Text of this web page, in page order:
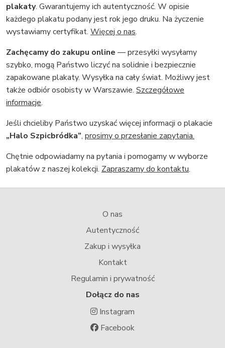
plakaty. Gwarantujemy ich autentyczność. W opisie
każdego plakatu podany jest rok jego druku. Na życzenie
wystawiamy certyfikat. Więcej o nas.
Zachęcamy do zakupu online — przesyłki wysyłamy
szybko, mogą Państwo liczyć na solidnie i bezpiecznie
zapakowane plakaty. Wysyłka na cały świat. Możliwy jest
także odbiór osobisty w Warszawie. Szczegółowe
informacje.
Jeśli chcieliby Państwo uzyskać więcej informacji o plakacie
„Halo Szpicbródka”, prosimy o przesłanie zapytania.
Chętnie odpowiadamy na pytania i pomogamy w wyborze
plakatów z naszej kolekcji. Zapraszamy do kontaktu.
O nas
Autentyczność
Zakup i wysyłka
Kontakt
Regulamin i prywatność
Dołącz do nas
Instagram
Facebook